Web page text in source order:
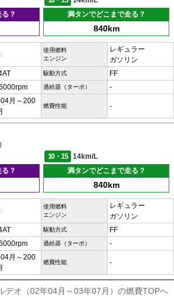
？
満タンでどこまで走る？
840km
使用燃料
エンジン
レギュラー
ガソリン
駆動方式 FF
過給器（ターボ） -
月～200
燃費性能 -
10・15
14km/L
？
満タンでどこまで走る？
840km
使用燃料
エンジン
レギュラー
ガソリン
駆動方式 FF
過給器（ターボ） -
月～200
燃費性能 -
デオ（02年04月～03年07月）の燃費TOPへ